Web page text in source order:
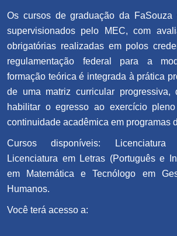
Os cursos de graduação da FaSouza
supervisionados pelo MEC, com
obrigatórias realizadas em polos
regulamentação federal para a
formação teórica é integrada à prática
de uma matriz curricular progressiva,
habilitar o egresso ao exercício
continuidade acadêmica em programas
Cursos disponíveis: Licenciatura
Licenciatura em Letras (Português e
em Matemática e Tecnólogo em
Humanos.
Você terá acesso a: